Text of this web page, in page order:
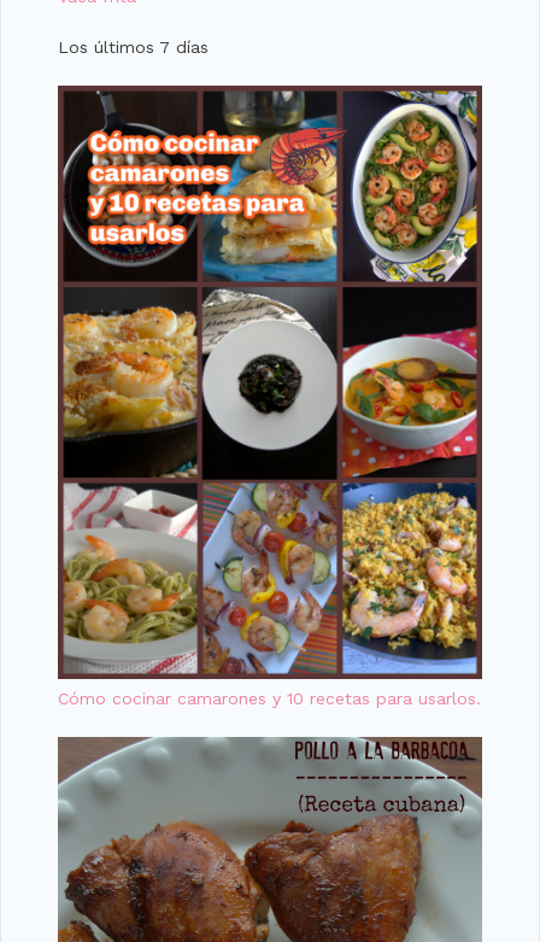
Los últimos 7 días
Cómo cocinar camarones y 10 recetas para usarlos.